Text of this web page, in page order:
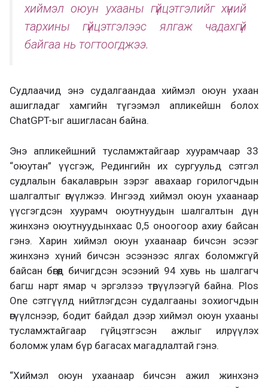
хиймэл оюун ухааны гүйцэтгэлийг хүний
тархины гүйцэтгэлээс ялгаж чадахгүй
байгаа нь тогтоогджээ.
Судлаачид энэ судалгаандаа хиймэл оюун ухаан
ашигладаг хамгийн түгээмэл апликейшн болох
ChatGPT-ыг ашигласан байна.
Энэ апликейшний тусламжтайгаар хуурамчаар 33
“оюутан” үүсгэж, Редингийн их сургуульд сэтгэл
судлалын бакалаврын зэрэг авахаар горилогчдын
шалгалтыг өгүүлжээ. Ингээд хиймэл оюун ухаанаар
үүсгэгдсэн хуурамч оюутнуудын шалгалтын дүн
жинхэнэ оюутнуудынхаас 0,5 оноогоор ахиу байсан
гэнэ. Харин хиймэл оюун ухаанаар бичсэн эсээг
жинхэнэ хүний бичсэн эсээнээс ялгах боломжгүй
байсан бөгөөд бичигдсэн эсээний 94 хувь нь шалгагч
багш нарт ямар ч эргэлзээ төрүүлээгүй байна. Plos
One сэтгүүлд нийтлэгдсэн судалгааны зохиогчдын
өгүүлснээр, бодит байдал дээр хиймэл оюун ухааны
тусламжтайгаар гүйцэтгэсэн ажлыг илрүүлэх
боломж улам бүр багасах магадлалтай гэнэ.
“Хиймэл оюун ухаанаар бичсэн ажил жинхэнэ